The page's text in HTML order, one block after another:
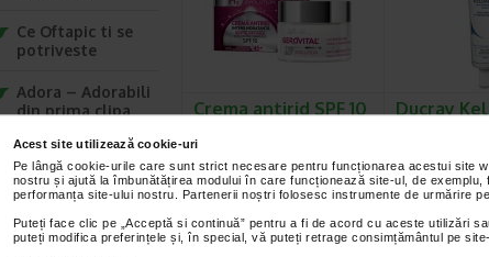
Acest site utilizează cookie-uri
Pe lângă cookie-urile care sunt strict necesare pentru funcționarea acestui site
nostru și ajută la îmbunătățirea modului în care funcționează site-ul, de
performanța site-ului nostru. Partenerii noștri folosesc instrumente de urmărire
Puteți face clic pe „Acceptă si continuă” pentru a fi de acord cu aceste utilizări
puteți modifica preferințele și, în special, vă puteți retrage consimțământul pe
Crema antirid SPF 10
50 ml, H3…
Gerovital H3E Crema antirid
FP10 hidrateaza intensiv pielea si
Ducray
Crema
este o crema
Ce Oftapic ti se
potriveste
Adora – Adorabili
din prima clipa
Seturi cadou
Baylis&Harding
CONTACT